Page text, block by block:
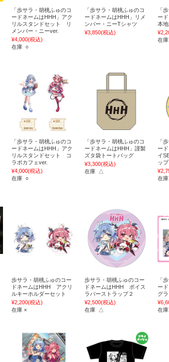
「歩サラ・胡桃ふゅのコ
ードネームはHHH」アク
リルスタンドセット リ
メンバー・ニーver.
¥4,000(税込)
在庫 ○
「歩サラ・胡桃ふゅのコ
ードネームはHHH」リメ
ンバー・ニーTシャツ
¥3,850(税込)
「
ー
本
在
「歩サラ・胡桃ふゅのコ
ードネームはHHH」アク
リルスタンドセット コ
ラボカフェver.
¥4,000(税込)
在庫 ○
「歩サラ・胡桃ふゅのコ
ードネームはHHH」謹製
ズタ袋トートバッグ
¥3,300(税込)
在庫 △
「
ー
イ
ップ
在
歩サラ・胡桃ふゅのコー
ドネームはHHH アクリ
ルキーホルダーセット
¥2,200(税込)
在庫 ×
歩サラ・胡桃ふゅのコー
ドネームはHHH ボイス
ラバーストラップ２
¥2,500(税込)
在庫 △
「
ー
グラ
在